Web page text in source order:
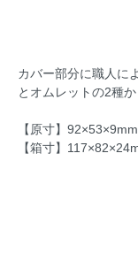
カバー部分に職人に
とオムレットの2種か
【原寸】92×53×9mm
【箱寸】